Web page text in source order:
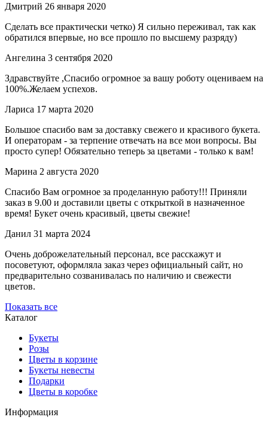
Дмитрий 26 января 2020
Сделать все практически четко) Я сильно переживал, так как
обратился впервые, но все прошло по высшему разряду)
Ангелина 3 сентября 2020
Здравствуйте ,Спасибо огромное за вашу роботу оцениваем на
100%.Желаем успехов.
Лариса 17 марта 2020
Большое спасибо вам за доставку свежего и красивого букета.
И операторам - за терпение отвечать на все мои вопросы. Вы
просто супер! Обязательно теперь за цветами - только к вам!
Марина 2 августа 2020
Спасибо Вам огромное за проделанную работу!!! Приняли
заказ в 9.00 и доставили цветы с открыткой в назначенное
время! Букет очень красивый, цветы свежие!
Данил 31 марта 2024
Очень доброжелательный персонал, все расскажут и
посоветуют, оформляла заказ через официальный сайт, но
предварительно созванивалась по наличию и свежести
цветов.
Показать все
Каталог
Букеты
Розы
Цветы в корзине
Букеты невесты
Подарки
Цветы в коробке
Информация